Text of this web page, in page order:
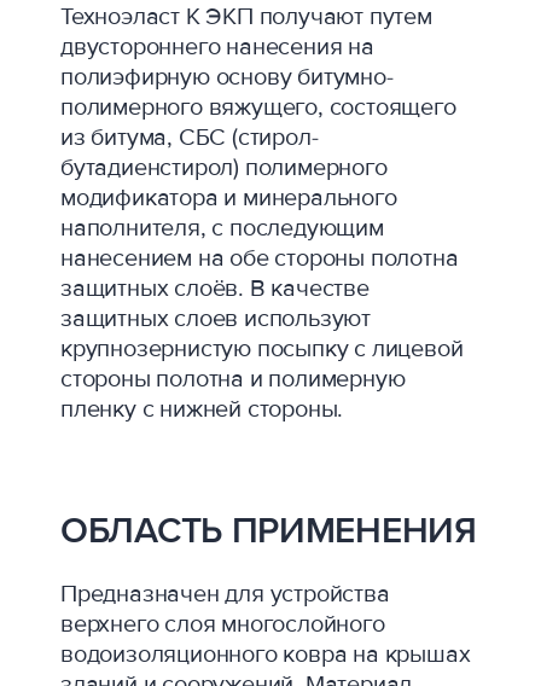
Техноэласт К ЭКП получают путем
двустороннего нанесения на
полиэфирную основу битумно-
полимерного вяжущего, состоящего
из битума, СБС (стирол-
бутадиенстирол) полимерного
модификатора и минерального
наполнителя, с последующим
нанесением на обе стороны полотна
защитных слоёв. В качестве
защитных слоев используют
крупнозернистую посыпку с лицевой
стороны полотна и полимерную
пленку с нижней стороны.
ОБЛАСТЬ ПРИМЕНЕНИЯ
Предназначен для устройства
верхнего слоя многослойного
водоизоляционного ковра на крышах